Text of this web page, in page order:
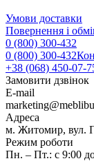
Умови доставки
Повернення і
0 (800) 300-432
0 (800) 300-432
+38 (068) 450-07-
Замовити дзвінок
E-mail
Адреса
м. Житомир, вул.
Режим роботи
Пн. – Пт.: с 9:00